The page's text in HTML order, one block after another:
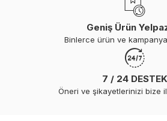
Geniş Ürün
Binlerce ürün ve
7 / 24 DESTEK
Öneri ve şikayetlerinizi bize